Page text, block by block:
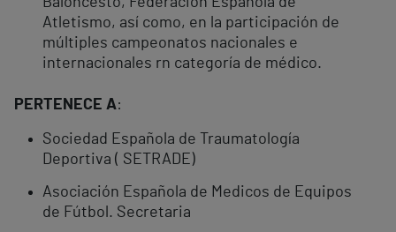
Atletismo, así como, en la participación de
múltiples campeonatos nacionales e
internacionales rn categoría de médico.
PERTENECE A:
Sociedad Española de Traumatología
Deportiva ( SETRADE)
Asociación Española de Medicos de Equipos
de Fútbol. Secretaria